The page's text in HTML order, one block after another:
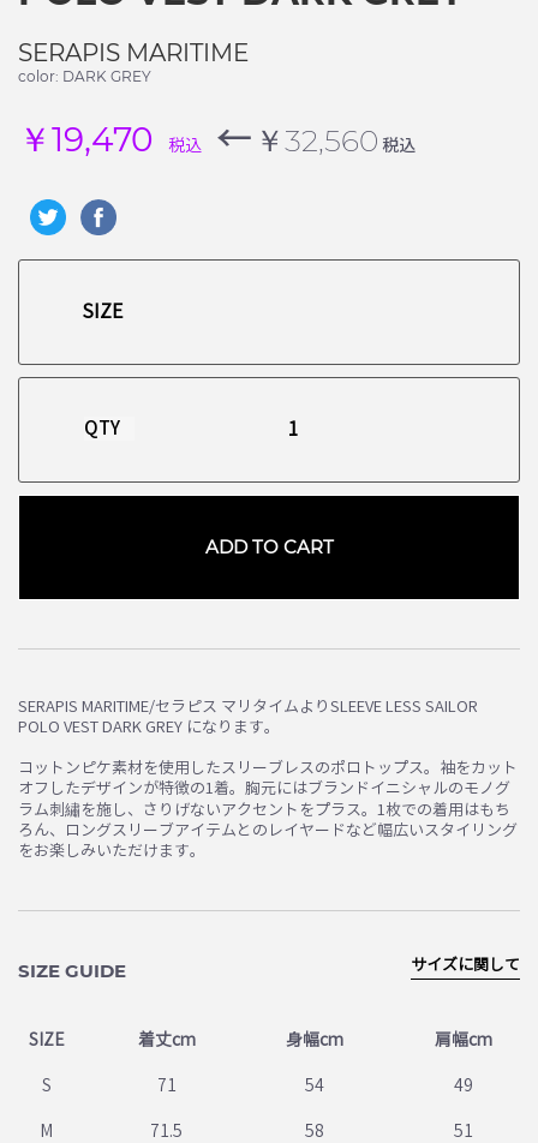
SERAPIS MARITIME
color: DARK GREY
￥19,470 税込 ← ￥32,560 税込
QTY
ADD TO CART
SERAPIS MARITIME/セラピス マリタイムよりSLEEVE LESS SAILOR
POLO VEST DARK GREY になります。
コットンピケ素材を使用したスリーブレスのポロトップス。袖をカット
オフしたデザインが特徴の1着。胸元にはブランドイニシャルのモノグ
ラム刺繡を施し、さりげないアクセントをプラス。1枚での着用はもち
ろん、ロングスリーブアイテムとのレイヤードなど幅広いスタイリング
をお楽しみいただけます。
SIZE GUIDE
SIZE 着丈cm 身幅cm 肩幅cm
S 71 54 49
M 71.5 58 51
サイズに関して